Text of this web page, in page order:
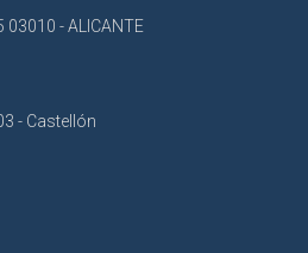
- ALICANTE
- Castellón